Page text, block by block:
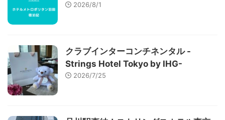
2026/8/1
クラブインターコンチネンタル -
Strings Hotel Tokyo by IHG-
2026/7/25